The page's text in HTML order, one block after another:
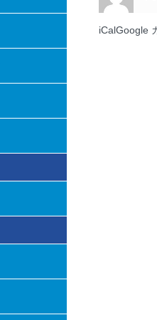
実
験
iCalGoogle